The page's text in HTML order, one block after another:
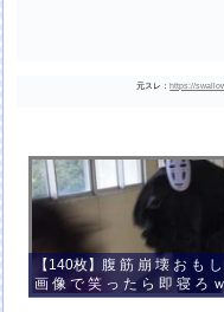
元スレ：https://
【140枚】腹 筋 崩 壊 お も
画 像 で 笑 っ た ら 即 寝 ろ
ｗ ｗ ｗ ｗ ｗ ｗ ｗ ｗ ｗ ｗ